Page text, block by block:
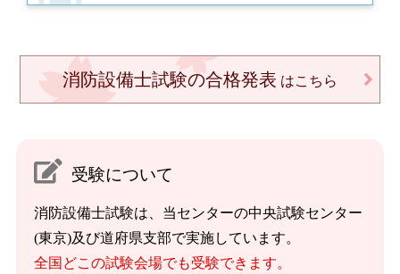
消防設備士試験の合格発表 はこちら
受験について
消防設備士試験は、当センターの中央試験センター
(東京)及び道府県支部で実施しています。
全国どこの試験会場でも受験できます。